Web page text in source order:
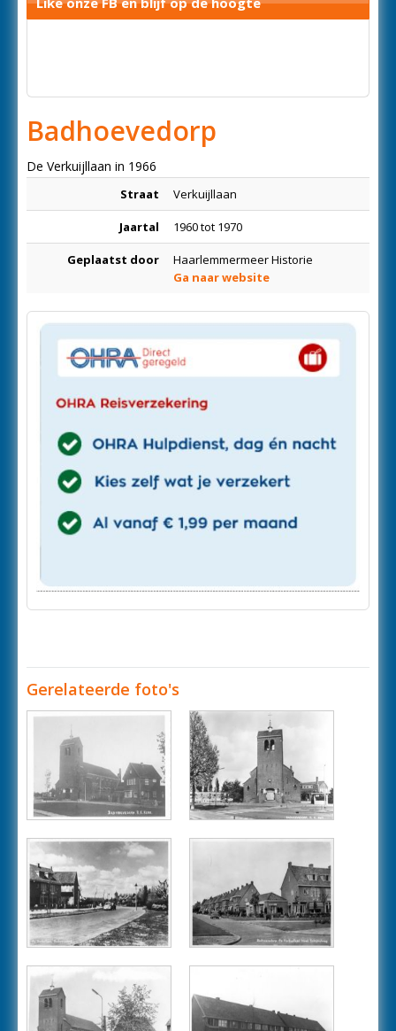
Badhoevedorp
De Verkuijllaan in 1966
Straat Verkuijllaan
Jaartal 1960 tot 1970
Geplaatst door
Haarlemmermeer Historie
Ga naar website
Gerelateerde foto's